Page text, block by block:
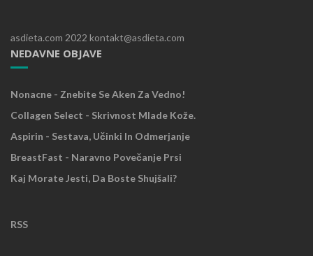
asdieta.com 2022 kontakt@asdieta.com
NEDAVNE OBJAVE
Nonacne - Znebite Se Aken Za Vedno!
Collagen Select - Skrivnost Mlade Kože.
Aspirin - Sestava, Učinki In Odmerjanje
BreastFast - Naravno Povečanje Prsi
Kaj Morate Jesti, Da Boste Shujšali?
RSS